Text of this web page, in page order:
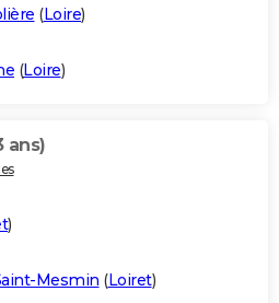
(Loire)
(Loire)
ans)
)
Mesmin (Loiret)